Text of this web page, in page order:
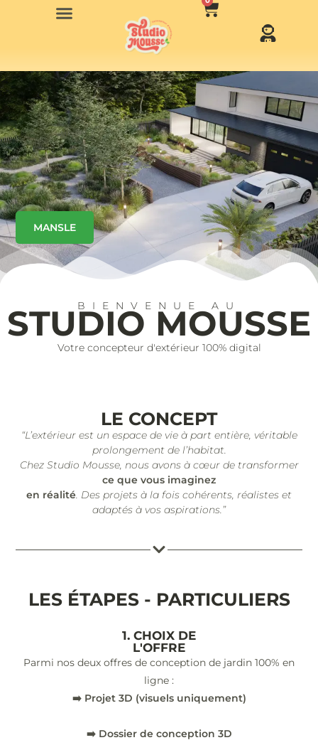
MANSLE
BIENVENUE AU
STUDIO MOUSSE
Votre concepteur d'extérieur 100% digital
LE CONCEPT
“L’extérieur est un espace de vie à part entière, véritable
prolongement de l’habitat.
Chez Studio Mousse, nous avons à cœur de transformer
ce que vous imaginez
en réalité. Des projets à la fois cohérents, réalistes et
adaptés à vos aspirations.”
LES ÉTAPES - PARTICULIERS
1. CHOIX DE
L'OFFRE
Parmi nos deux offres de conception de jardin 100% en
ligne :
➡️ Projet 3D (visuels uniquement)
➡️ Dossier de conception 3D